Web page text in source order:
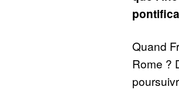
Quand
Rome ?